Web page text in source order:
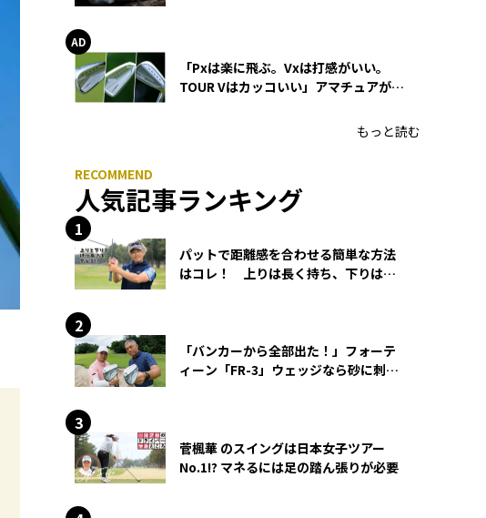
「Pxは楽に飛ぶ。Vxは打感がいい。
TOUR Vはカッコいい」アマチュアが選
もっと読む
人気記事ランキング
パットで距離感を合わせる簡単な方法
はコレ！ 上りは長く持ち、下りは短
「バンカーから全部出た！」フォーテ
ィーン「FR-3」ウェッジなら砂に刺さ
菅楓華 のスイングは日本女子ツアー
No.1!? マネるには足の踏ん張りが必要